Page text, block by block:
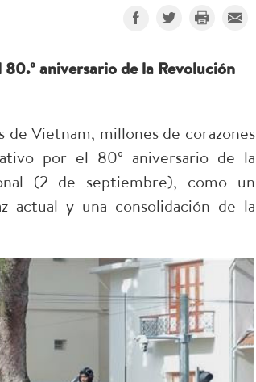
aniversario de la Revolución
de Vietnam, millones de corazones
por el 80º aniversario de la
(2 de septiembre), como un
actual y una consolidación de la